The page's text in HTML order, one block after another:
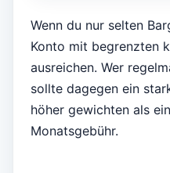
Wenn du nur selten
Konto mit begrenzten
ausreichen. Wer
sollte dagegen ein
höher gewichten als
Monatsgebühr.